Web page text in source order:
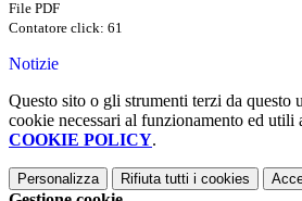
File PDF
Contatore click: 61
Notizie
Questo sito o gli strumenti terzi da questo
cookie necessari al funzionamento ed
COOKIE POLICY.
Personalizza Rifiuta tutti i cookies